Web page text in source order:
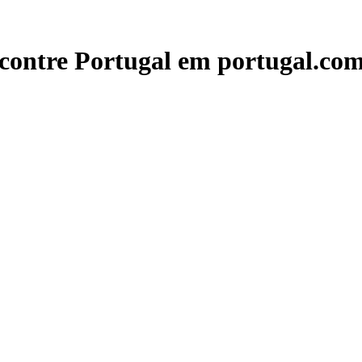
Portugal em